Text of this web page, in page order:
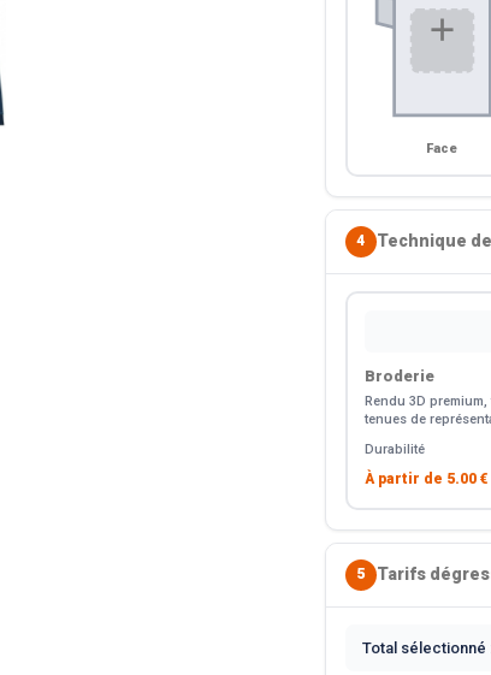
Face
4 Technique
Broderie
Rendu 3D
tenues de
Durabilité
À partir de 5.00 €
5 Tarifs
Total sélectionné